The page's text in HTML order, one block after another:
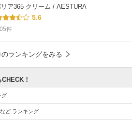
ア365 クリーム / AESTURA
5.6
件
ランキングをみる
！
グ
ど ランキング